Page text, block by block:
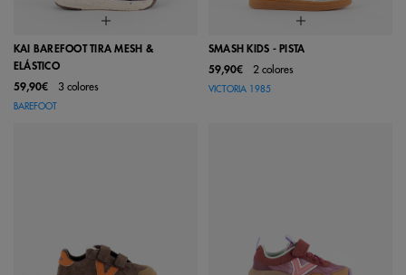
KAI BAREFOOT TIRA MESH &
ELÁSTICO
59,90€
3 colores
BAREFOOT
SMASH KIDS - PISTA
59,90€
2 colores
VICTORIA 1985